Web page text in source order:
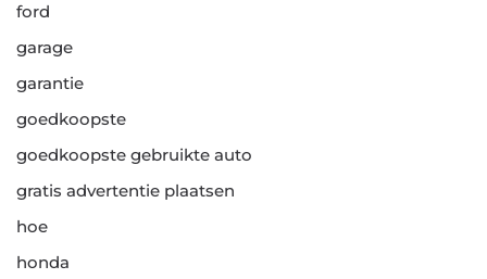
ford
garage
garantie
goedkoopste
goedkoopste gebruikte auto
gratis advertentie plaatsen
hoe
honda